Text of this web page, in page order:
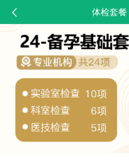
体检套餐